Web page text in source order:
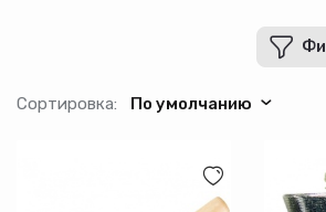
MATRIX
Сортировка: По умолчанию